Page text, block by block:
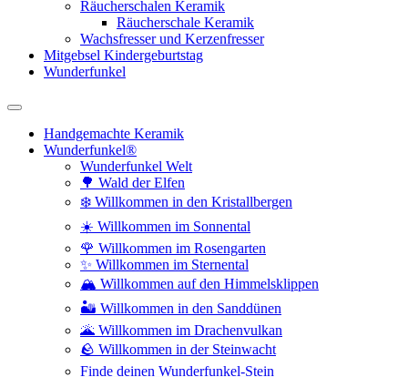
Räucherschalen Keramik
Räucherschale Keramik
Wachsfresser und Kerzenfresser
Mitgebsel Kindergeburtstag
Wunderfunkel
Handgemachte Keramik
Wunderfunkel®
Wunderfunkel Welt
🌳 Wald der Elfen
❄️ Willkommen in den Kristallbergen
☀️ Willkommen im Sonnental
🌹 Willkommen im Rosengarten
✨ Willkommen im Sternental
🏔️ Willkommen auf den Himmelsklippen
🏜️ Willkommen in den Sanddünen
🌋 Willkommen im Drachenvulkan
🪨 Willkommen in der Steinwacht
Finde deinen Wunderfunkel-Stein